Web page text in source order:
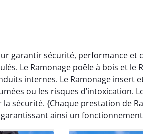
garantir sécurité, performance et
Le Ramonage poêle à bois et le
internes. Le Ramonage insert
ou les risques d’intoxication.
sécurité. {Chaque prestation de
ainsi un